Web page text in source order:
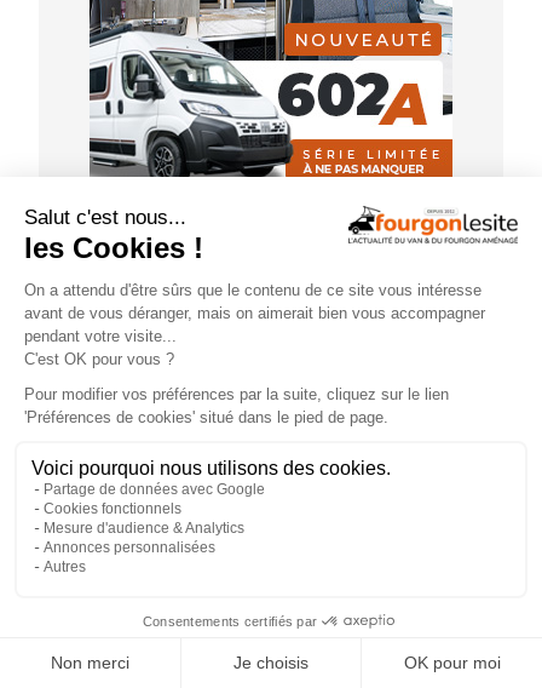
GUIDE D'ACHAT
Choisir une tente de toit : quels critères
retenir ?